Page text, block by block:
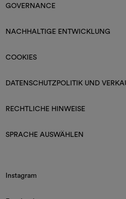
GOVERNANCE
NACHHALTIGE ENTWICKLUNG
COOKIES
DATENSCHUTZPOLITIK UND
RECHTLICHE HINWEISE
SPRACHE AUSWÄHLEN
Instagram